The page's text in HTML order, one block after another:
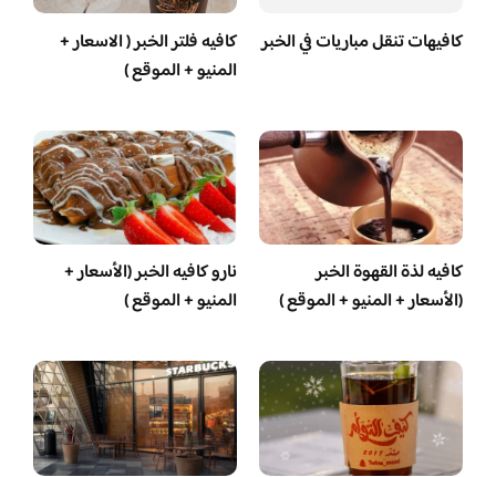
كافيهات تنقل مباريات في الخبر
كافيه فلتر الخبر ( الاسعار +
المنيو + الموقع )
كافيه لذة القهوة الخبر
(الأسعار + المنيو + الموقع )
نارو كافيه الخبر (الأسعار +
المنيو + الموقع )